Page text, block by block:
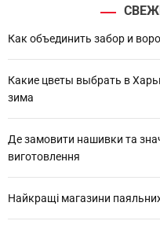
h
Как объединить забор и
Какие цветы выбрать в
зима
Де замовити нашивки та
виготовлення
Найкращі магазини